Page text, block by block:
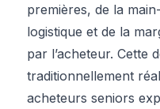
premières, de la
logistique et de la
par l’acheteur. Cette
traditionnellement
acheteurs seniors